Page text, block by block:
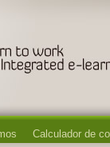
Calculador de